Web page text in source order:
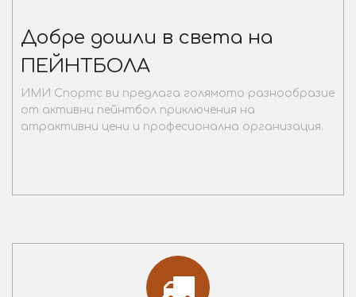
Добре дошли в света на
ПЕЙНТБОЛА
ИМИ Спортс ви предлага голямото разнообразие
от активни пейнтбол приключения на
атрактивни цени и професионална организация.